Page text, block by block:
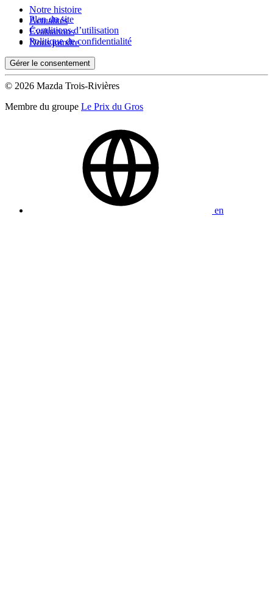
Notre histoire
Actualités
Évaluations
Nous joindre
Plan du site
Conditions d’utilisation
Politique de confidentialité
Gérer le consentement
© 2026 Mazda Trois-Rivières
Membre du groupe Le Prix du Gros
en